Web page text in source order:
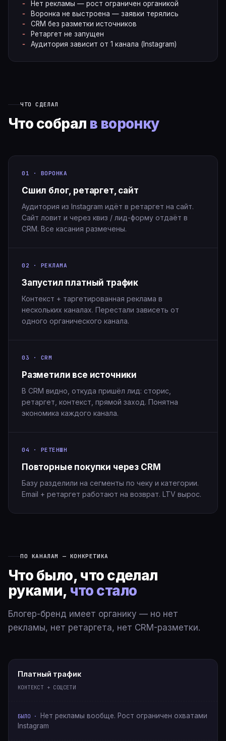
Нет рекламы — рост ограничен органикой
Воронка не выстроена — заявки терялись
CRM без разметки источников
Ретаргет не запущен
Аудитория зависит от 1 канала (Instagram)
ЧТО СДЕЛАЛ
Что собрал в воронку
01 · ВОРОНКА
Сшил блог, ретаргет, сайт
Аудитория из Instagram идёт в ретаргет на сайт.
Сайт ловит и через квиз / лид-форму отдаёт в
CRM. Все касания размечены.
02 · РЕКЛАМА
Запустил платный трафик
Контекст + таргетированная реклама в
нескольких каналах. Перестали зависеть от
одного органического канала.
03 · CRM
Разметили все источники
В CRM видно, откуда пришёл лид: сторис,
ретаргет, контекст, прямой заход. Понятна
экономика каждого канала.
04 · РЕТЕНШН
Повторные покупки через CRM
Базу разделили на сегменты по чеку и категории.
Email + ретаргет работают на возврат. LTV вырос.
ПО КАНАЛАМ — КОНКРЕТИКА
Что было, что сделал
руками, что стало
Блогер-бренд имеет органику — но нет
рекламы, нет ретаргета, нет CRM-разметки.
Платный трафик
КОНТЕКСТ + СОЦСЕТИ
Нет рекламы вообще. Рост ограничен охватами
Instagram